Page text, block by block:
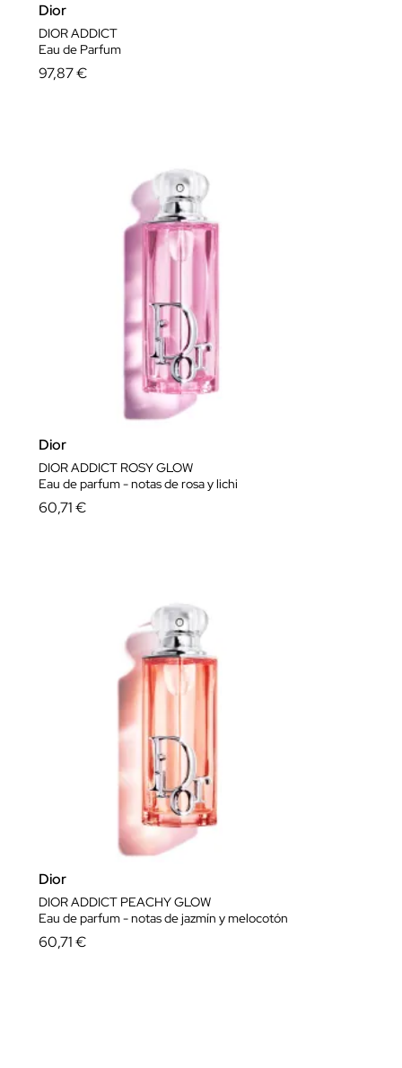
Dior
DIOR ADDICT
Eau de Parfum
97,87 €
Dior
DIOR ADDICT ROSY GLOW
Eau de parfum - notas de rosa y lichi
60,71 €
Dior
DIOR ADDICT PEACHY GLOW
Eau de parfum - notas de jazmín y melocotón
60,71 €